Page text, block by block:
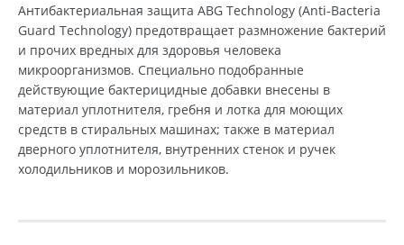
Антибактериальная защита ABG Technology (Anti-Bacteria
Guard Technology) предотвращает размножение бактерий
и прочих вредных для здоровья человека
микроорганизмов. Специально подобранные
действующие бактерицидные добавки внесены в
материал уплотнителя, гребня и лотка для моющих
средств в стиральных машинах; также в материал
дверного уплотнителя, внутренних стенок и ручек
холодильников и морозильников.